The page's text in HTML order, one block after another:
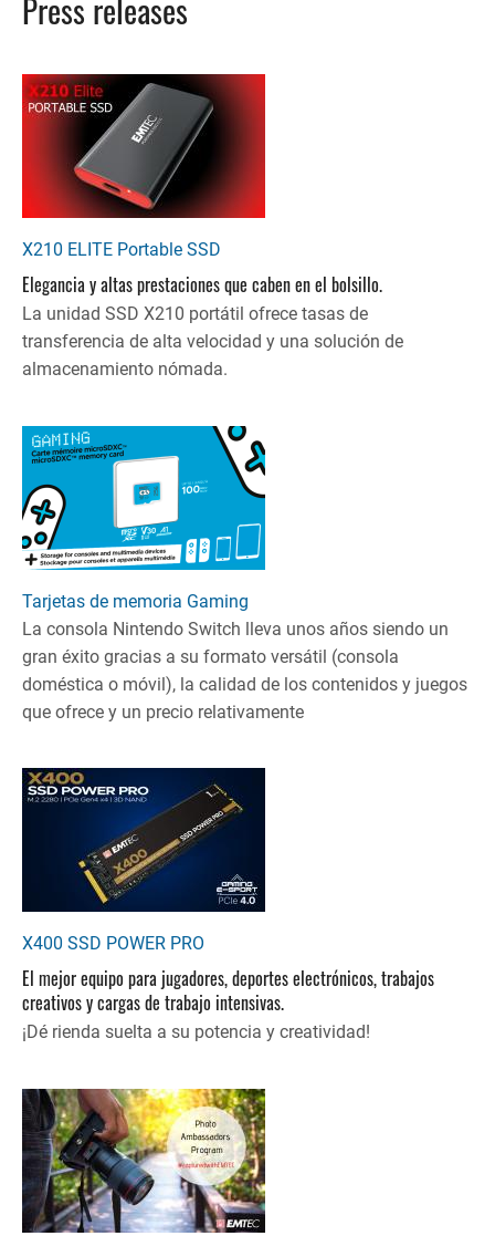
Press releases
X210 ELITE Portable SSD
Elegancia y altas prestaciones que caben en el bolsillo.
La unidad SSD X210 portátil ofrece tasas de
transferencia de alta velocidad y una solución de
almacenamiento nómada.
Tarjetas de memoria Gaming
La consola Nintendo Switch lleva unos años siendo un
gran éxito gracias a su formato versátil (consola
doméstica o móvil), la calidad de los contenidos y juegos
que ofrece y un precio relativamente
X400 SSD POWER PRO
El mejor equipo para jugadores, deportes electrónicos, trabajos
creativos y cargas de trabajo intensivas.
¡Dé rienda suelta a su potencia y creatividad!